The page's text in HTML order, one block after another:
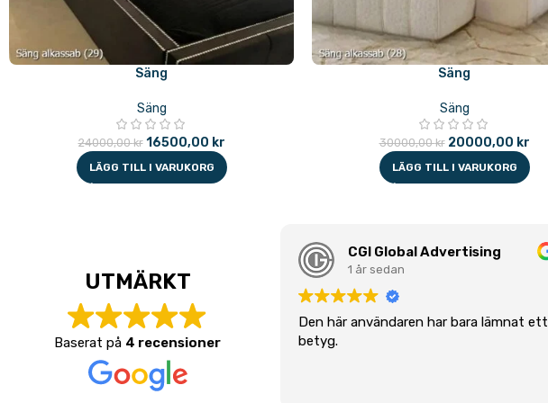
Säng
Säng
24000,00kr 16500,00 kr
LÄGG TILL I VARUKORG
Säng
Säng
30000,00kr 20000,00 kr
LÄGG TILL I VARUKORG
UTMÄRKT
Baserat på 4 recensioner
CGI Global Advertising
1 år sedan
Den här användaren har bara lämnat ett
betyg.